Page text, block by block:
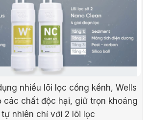
nhiều lõi lọc cồng kềnh, Wells
các chất độc hại, giữ trọn khoáng
nhiên chỉ với 2 lõi lọc